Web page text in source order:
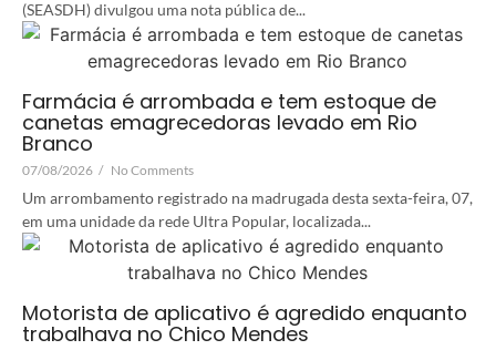
(SEASDH) divulgou uma nota pública de...
Farmácia é arrombada e tem estoque de
canetas emagrecedoras levado em Rio
Branco
07/08/2026 / No Comments
Um arrombamento registrado na madrugada desta sexta-feira, 07,
em uma unidade da rede Ultra Popular, localizada...
Motorista de aplicativo é agredido enquanto
trabalhava no Chico Mendes